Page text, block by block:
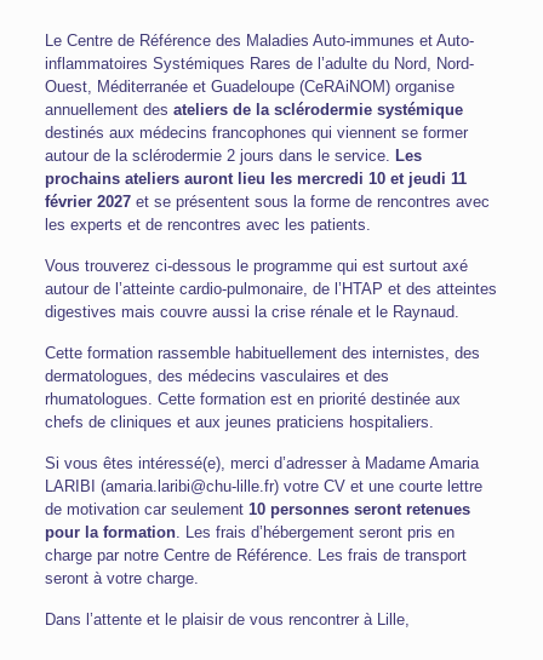
Le Centre de Référence des Maladies Auto-immunes et Auto-
inflammatoires Systémiques Rares de l’adulte du Nord, Nord-
Ouest, Méditerranée et Guadeloupe (CeRAiNOM) organise
annuellement des ateliers de la sclérodermie systémique
destinés aux médecins francophones qui viennent se former
autour de la sclérodermie 2 jours dans le service. Les
prochains ateliers auront lieu les mercredi 10 et jeudi 11
février 2027 et se présentent sous la forme de rencontres avec
les experts et de rencontres avec les patients.
Vous trouverez ci-dessous le programme qui est surtout axé
autour de l’atteinte cardio-pulmonaire, de l’HTAP et des atteintes
digestives mais couvre aussi la crise rénale et le Raynaud.
Cette formation rassemble habituellement des internistes, des
dermatologues, des médecins vasculaires et des
rhumatologues. Cette formation est en priorité destinée aux
chefs de cliniques et aux jeunes praticiens hospitaliers.
Si vous êtes intéressé(e), merci d’adresser à Madame Amaria
LARIBI (amaria.laribi@chu-lille.fr) votre CV et une courte lettre
de motivation car seulement 10 personnes seront retenues
pour la formation. Les frais d’hébergement seront pris en
charge par notre Centre de Référence. Les frais de transport
seront à votre charge.
Dans l’attente et le plaisir de vous rencontrer à Lille,